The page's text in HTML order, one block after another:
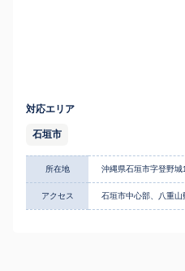
対応エリア
石垣市
所在地 沖縄県石垣市字登野
アクセス 石垣市中心部、八重山